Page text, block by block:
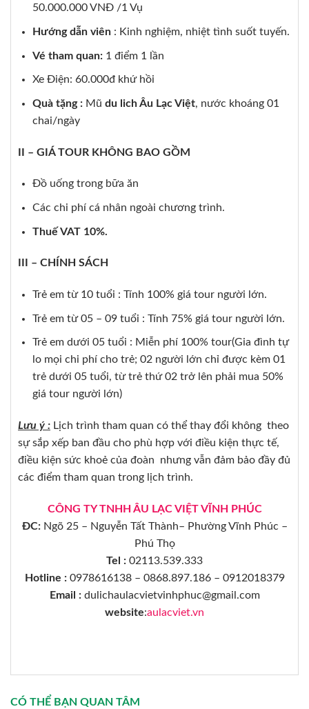
50.000.000 VNĐ /1 Vụ
Hướng dẫn viên: Kinh nghiệm, nhiệt tình suốt tuyến.
Vé tham quan: 1 điểm 1 lần
Xe Điện: 60.000đ khứ hồi
Quà tặng :Mũ du lich Âu Lạc Việt, nước khoáng 01
chai/ngày
II – GIÁ TOUR KHÔNG BAO GỒM
Đồ uống trong bữa ăn
Các chi phí cá nhân ngoài chương trình.
Thuế VAT 10%.
III – CHÍNH SÁCH
Trẻ em từ 10 tuổi : Tính 100% giá tour người lớn.
Trẻ em từ 05 – 09 tuổi : Tính 75% giá tour người lớn.
Trẻ em dưới 05 tuổi : Miễn phí 100% tour(Gia đình tự
lo mọi chi phí cho trẻ; 02 người lớn chỉ được kèm 01
trẻ dưới 05 tuổi, từ trẻ thứ 02 trở lên phải mua 50%
giá tour người lớn)
Lưu ý : Lịch trình tham quan có thể thay đổi không theo
sự sắp xếp ban đầu cho phù hợp với điều kiện thực tế,
điều kiện sức khoẻ của đoàn nhưng vẫn đảm bảo đầy đủ
các điểm tham quan trong lịch trình.
CÔNG TY TNHH ÂU LẠC VIỆT VĨNH PHÚC
ĐC:Ngõ 25 – Nguyễn Tất Thành– Phường Vĩnh Phúc –
Phú Thọ
Tel : 02113.539.333
Hotline :0978616138 – 0868.897.186 – 0912018379
Email :dulichaulacvietvinhphuc@gmail.com
website:aulacviet.vn
CÓ THỂ BẠN QUAN TÂM